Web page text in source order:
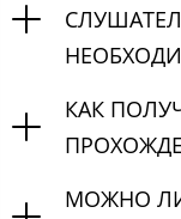
КАК
МОЖНО